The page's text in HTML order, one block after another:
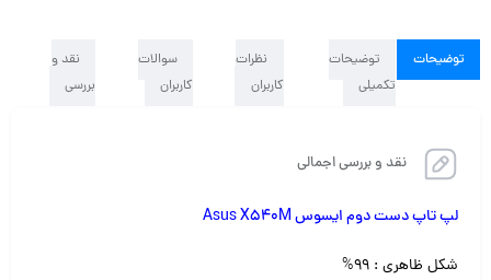
توضیحات
توضیحات
تکمیلی
نظرات
کاربران
سوالات
کاربران
نقد و
بررسی
نقد و بررسی اجمالی
لپ تاپ دست دوم ایسوس Asus X540M
شکل ظاهری : ۹۹%